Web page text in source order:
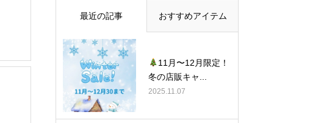
最近の記事 おすすめアイテム
11月〜12月限定！
冬の店販キャ...
2025.11.07